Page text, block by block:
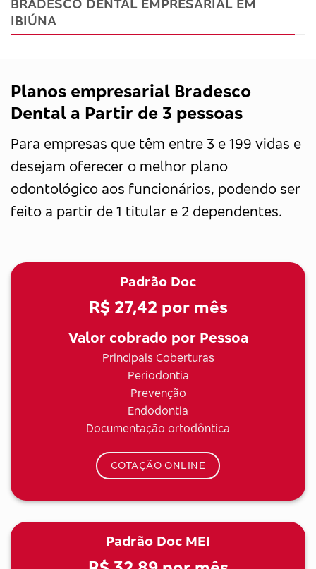
IBIÚNA
Planos empresarial Bradesco
Dental a Partir de 3 pessoas
Para empresas que têm entre 3 e 199 vidas e
desejam oferecer o melhor plano
odontológico aos funcionários, podendo ser
feito a partir de 1 titular e 2 dependentes.
Padrão Doc
R$ 27,42 por mês
Valor cobrado por Pessoa
Principais Coberturas
Periodontia
Prevenção
Endodontia
Documentação ortodôntica
COTAÇÃO ONLINE
Padrão Doc MEI